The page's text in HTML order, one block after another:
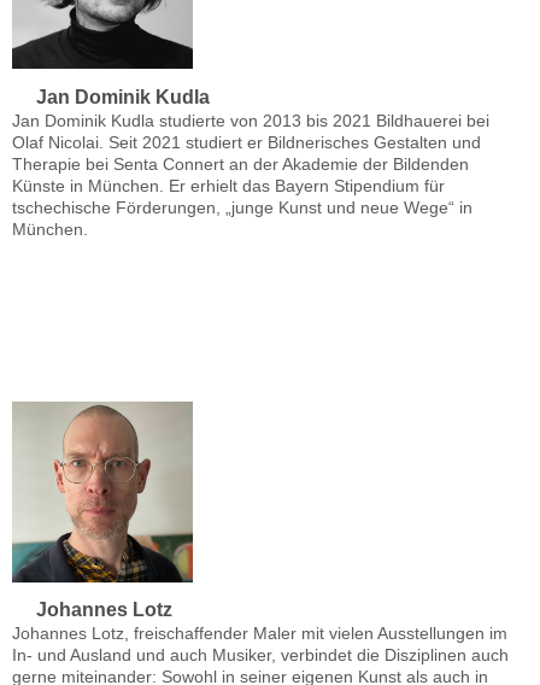
Jan Dominik Kudla
Jan Dominik Kudla studierte von 2013 bis 2021 Bildhauerei bei
Olaf Nicolai. Seit 2021 studiert er Bildnerisches Gestalten und
Therapie bei Senta Connert an der Akademie der Bildenden
Künste in München. Er erhielt das Bayern Stipendium für
tschechische Förderungen, „junge Kunst und neue Wege“ in
München.
Johannes Lotz
Johannes Lotz, freischaffender Maler mit vielen Ausstellungen im
In- und Ausland und auch Musiker, verbindet die Disziplinen auch
gerne miteinander: Sowohl in seiner eigenen Kunst als auch in